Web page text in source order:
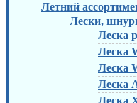
Летний
Лески,
Леска
Леска
Леска
Леска
Леска